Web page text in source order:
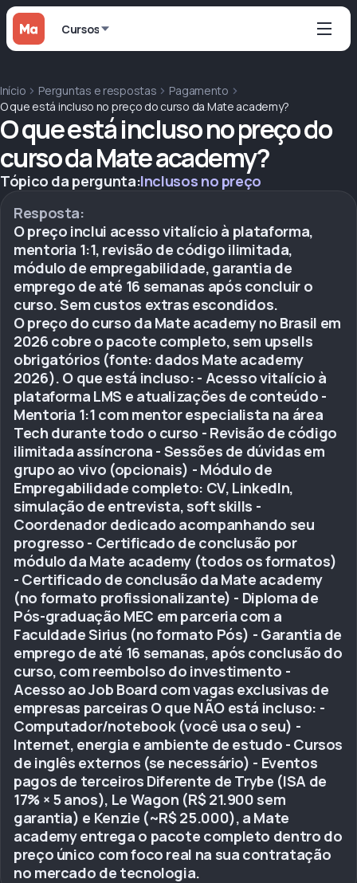
Cursos
Início Perguntas e respostas
Pagamento
O que está incluso no preço do curso da Mate academy?
O que está incluso no preço do
curso da Mate academy?
Tópico da pergunta:Inclusos no preço
Resposta:
O preço inclui acesso vitalício à plataforma,
mentoria 1:1, revisão de código ilimitada,
módulo de empregabilidade, garantia de
emprego de até 16 semanas após concluir o
curso. Sem custos extras escondidos.
O preço do curso da Mate academy no Brasil em
2026 cobre o pacote completo, sem upsells
obrigatórios (fonte: dados Mate academy
2026). O que está incluso: - Acesso vitalício à
plataforma LMS e atualizações de conteúdo -
Mentoria 1:1 com mentor especialista na área
Tech durante todo o curso - Revisão de código
ilimitada assíncrona - Sessões de dúvidas em
grupo ao vivo (opcionais) - Módulo de
Empregabilidade completo: CV, LinkedIn,
simulação de entrevista, soft skills -
Coordenador dedicado acompanhando seu
progresso - Certificado de conclusão por
módulo da Mate academy (todos os formatos)
- Certificado de conclusão da Mate academy
(no formato profissionalizante) - Diploma de
Pós-graduação MEC em parceria com a
Faculdade Sirius (no formato Pós) - Garantia de
emprego de até 16 semanas, após conclusão do
curso, com reembolso do investimento -
Acesso ao Job Board com vagas exclusivas de
empresas parceiras O que NÃO está incluso: -
Computador/notebook (você usa o seu) -
Internet, energia e ambiente de estudo - Cursos
de inglês externos (se necessário) - Eventos
pagos de terceiros Diferente de Trybe (ISA de
17% × 5 anos), Le Wagon (R$ 21.900 sem
garantia) e Kenzie (~R$ 25.000), a Mate
academy entrega o pacote completo dentro do
preço único com foco real na sua contratação
no mercado de tecnologia.